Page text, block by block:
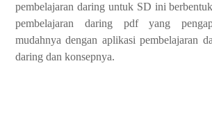
pembelajaran daring untuk SD ini
pembelajaran daring pdf yang
mudahnya dengan aplikasi pembelajaran
daring dan konsepnya.